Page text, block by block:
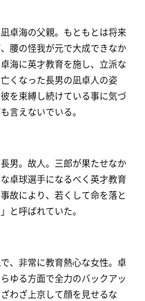
卓海の父親。もともとは将来
腰の怪我が元で大成できなか
海に英才教育を施し、立派な
くなった長男の凪卓人の姿
を束縛し続けている事に気づ
言えないでいる。
男。故人。三郎が果たせなか
卓球選手になるべく英才教育
故により、若くして命を落と
と呼ばれていた。
、非常に教育熱心な女性。卓
ゆる方面で全力のバックアッ
わざ上京して顔を見せるな